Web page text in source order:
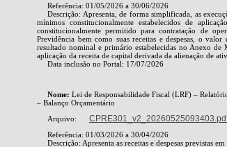
Referência: 01/05/2026 a 30/06/2026
Descrição: Apresenta, de forma simplificada, as
mínimos constitucionalmente estabelecidos de
constitucionalmente permitido para contratação de
Previdência bem como suas receitas e despesas, o
resultado nominal e primário estabelecidas no Anexo de
aplicação da receita de capital derivada da alienação de
Data inclusão no Portal: 17/07/2026
Nome: Lei de Responsabilidade Fiscal (LRF) –
– Balanço Orçamentário
Arquivo:
Referência: 01/03/2026 a 30/04/2026
Descrição: Apresenta as receitas e despesas previstas